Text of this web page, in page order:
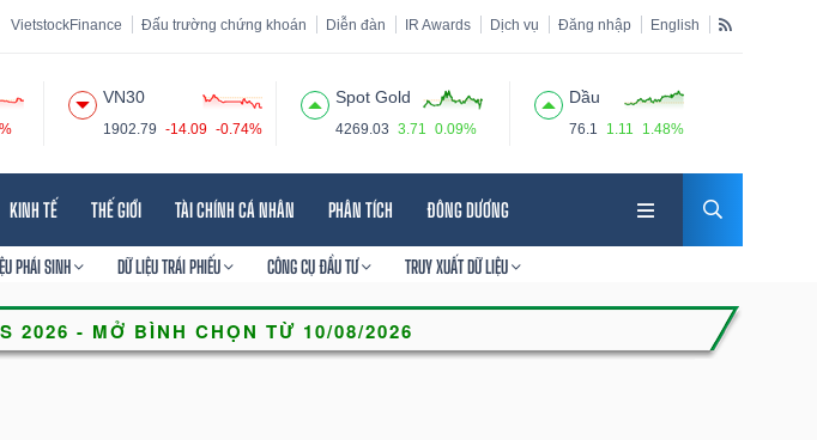
VietstockFinance Đấu trường chứng khoán Diễn đàn IR Awards Dịch vụ Đăng nhập English
VN30
1902.79 -14.09 -0.74%
Spot Gold
4269.03 3.71 0.09%
Dầu
76.1 1.11 1.48%
KINH TẾ THẾ GIỚI TÀI CHÍNH CÁ NHÂN PHÂN TÍCH ĐÔNG DƯƠNG
PHÁI SINH DỮ LIỆU TRÁI PHIẾU CÔNG CỤ ĐẦU TƯ TRUY XUẤT DỮ LIỆU